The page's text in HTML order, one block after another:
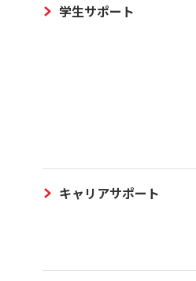
学生サポート
キャリアサポート